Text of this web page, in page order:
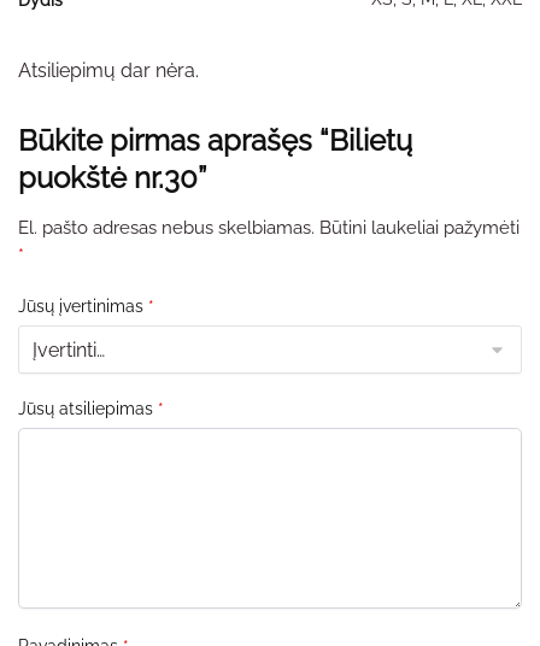
Atsiliepimų dar nėra.
Būkite pirmas aprašęs “Bilietų
puokštė nr.30”
El. pašto adresas nebus skelbiamas. Būtini laukeliai pažymėti
*
Jūsų įvertinimas *
Jūsų atsiliepimas *